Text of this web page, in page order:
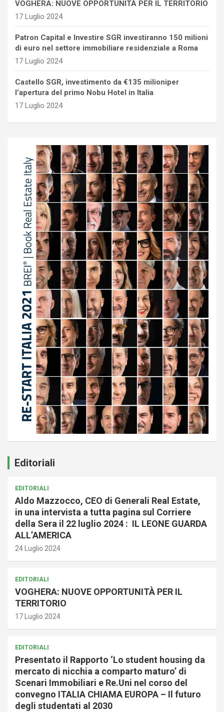
VOGHERA: NUOVE OPPORTUNITÀ PER IL TERRITORIO
17 Luglio 2024
Patron Capital e Investire SGR investiranno 150 milioni
di euro nel settore immobiliare residenziale a Roma
17 Luglio 2024
Castello SGR, investimento da €135 milioniper
l’apertura del primo Nobu Hotel in Italia
17 Luglio 2024
Editoriali
EDITORIALI
Aldo Mazzocco, CEO di Generali Real Estate,
in una intervista a tutta pagina sul Corriere
della Sera il 22 luglio 2024 : IL LEONE GUARDA
ALL’AMERICA
24 Luglio 2024
EDITORIALI
VOGHERA: NUOVE OPPORTUNITÀ PER IL
TERRITORIO
17 Luglio 2024
EDITORIALI
Presentato il Rapporto ‘Lo student housing da
mercato di nicchia a comparto maturo’ di
Scenari Immobiliari e Re.Uni nel corso del
convegno ITALIA CHIAMA EUROPA – Il futuro
degli studentati al 2030